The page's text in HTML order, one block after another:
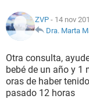
NUTRICIÓN
BIENESTAR
SEXUALIDAD
ZVP - 14 nov
Dra. Marta
Otra consulta,
bebé de un año y 1
oras de haber
pasado 12 horas